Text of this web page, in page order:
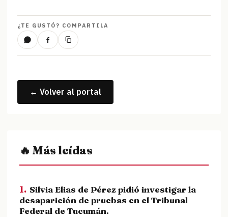
¿TE GUSTÓ? COMPARTILA
← Volver al portal
🔥 Más leídas
1. Silvia Elias de Pérez pidió investigar la
desaparición de pruebas en el Tribunal
Federal de Tucumán.